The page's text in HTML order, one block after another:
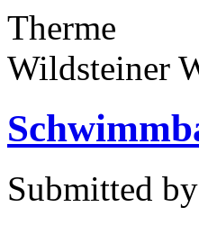
Therme
Wildsteiner
Submitted